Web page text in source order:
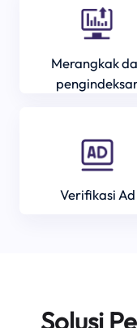
Merangkak
Verifikasi Ad
Solusi